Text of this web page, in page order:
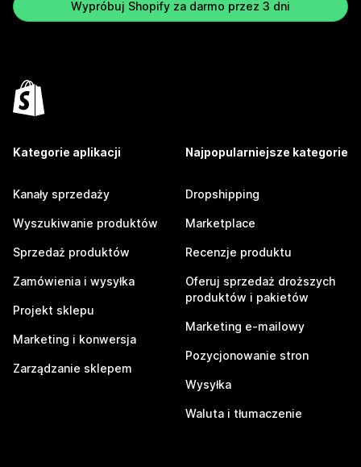
Wypróbuj Shopify za darmo przez 3 dni
Kategorie aplikacji
Kanały sprzedaży
Wyszukiwanie produktów
Sprzedaż produktów
Zamówienia i wysyłka
Projekt sklepu
Marketing i konwersja
Zarządzanie sklepem
Najpopularniejsze kategorie
Dropshipping
Marketplace
Recenzje produktu
Oferuj sprzedaż droższych
produktów i pakietów
Marketing e-mailowy
Pozycjonowanie stron
Wysyłka
Waluta i tłumaczenie